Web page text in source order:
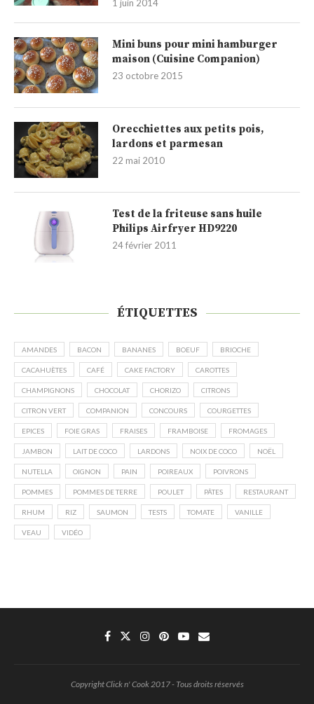
1 juin 2014
Mini buns pour mini hamburger
maison (Cuisine Companion)
23 octobre 2015
Orecchiettes aux petits pois,
lardons et parmesan
22 mai 2010
Test de la friteuse sans huile
Philips Airfryer HD9220
24 février 2011
ÉTIQUETTES
AMANDES BACON BANANES BOEUF BRIOCHE
CACAHUÈTES CAFÉ CAKE FACTORY CAROTTES
CHAMPIGNONS CHOCOLAT CHORIZO CITRONS
CITRON VERT COMPANION CONCOURS COURGETTES
EPICES FOIE GRAS FRAISES FRAMBOISE FROMAGES
JAMBON LAIT DE COCO LARDONS NOIX DE COCO NOËL
NUTELLA OIGNON PAIN POIREAUX POIVRONS
POMMES POMMES DE TERRE POULET PÂTES RESTAURANT
RHUM RIZ SAUMON TESTS TOMATE VANILLE
VEAU VIDÉO
Copyright Click n' Cook 2017 - Tous droits réservés